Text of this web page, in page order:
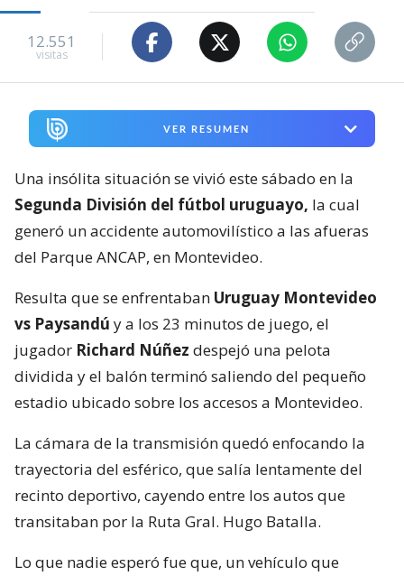
12.551
visitas
VER RESUMEN
Una insólita situación se vivió este sábado en la
Segunda División del fútbol uruguayo, la cual
generó un accidente automovilístico a las afueras
del Parque ANCAP, en Montevideo.
Resulta que se enfrentaban Uruguay Montevideo
vs Paysandú y a los 23 minutos de juego, el
jugador Richard Núñez despejó una pelota
dividida y el balón terminó saliendo del pequeño
estadio ubicado sobre los accesos a Montevideo.
La cámara de la transmisión quedó enfocando la
trayectoria del esférico, que salía lentamente del
recinto deportivo, cayendo entre los autos que
transitaban por la Ruta Gral. Hugo Batalla.
Lo que nadie esperó fue que, un vehículo que